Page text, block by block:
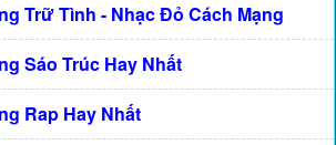
Trữ Tình - Nhạc Đỏ Cách Mạng
Sáo Trúc Hay Nhất
Rap Hay Nhất